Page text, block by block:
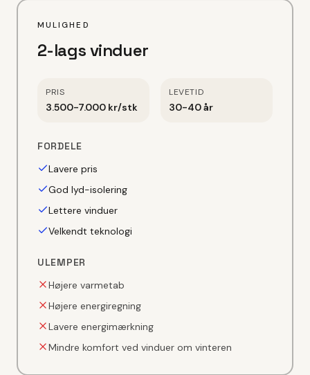
MULIGHED
2-lags vinduer
PRIS
3.500-7.000 kr/stk
LEVETID
30-40 år
FORDELE
Lavere pris
God lyd-isolering
Lettere vinduer
Velkendt teknologi
ULEMPER
Højere varmetab
Højere energiregning
Lavere energimærkning
Mindre komfort ved vinduer om vinteren